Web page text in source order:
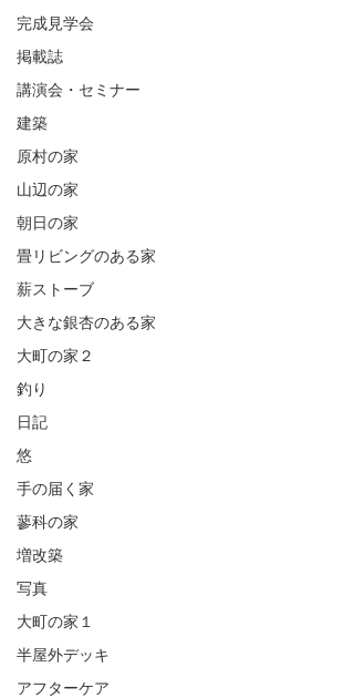
完成見学会
掲載誌
講演会・セミナー
建築
原村の家
山辺の家
朝日の家
畳リビングのある家
薪ストーブ
大きな銀杏のある家
大町の家２
釣り
日記
悠
手の届く家
蓼科の家
増改築
写真
大町の家１
半屋外デッキ
アフターケア